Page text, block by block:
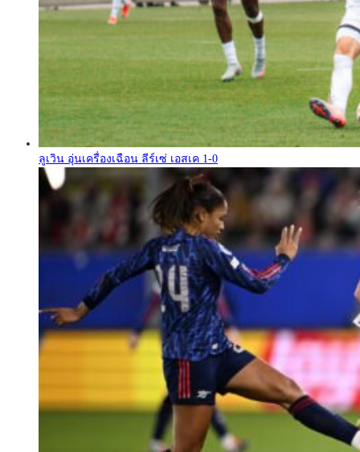
ลูเวิน อุ่นเครื่องเฉือน ลีร์เซ่ เอสเค 1-0